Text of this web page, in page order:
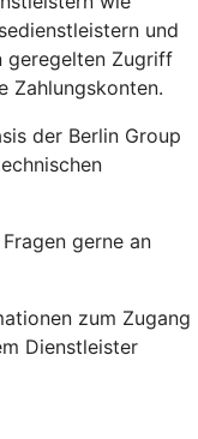
und
geregelten Zugriff
Zahlungskonten.
der Berlin Group
gerne an
zum Zugang
Dienstleister